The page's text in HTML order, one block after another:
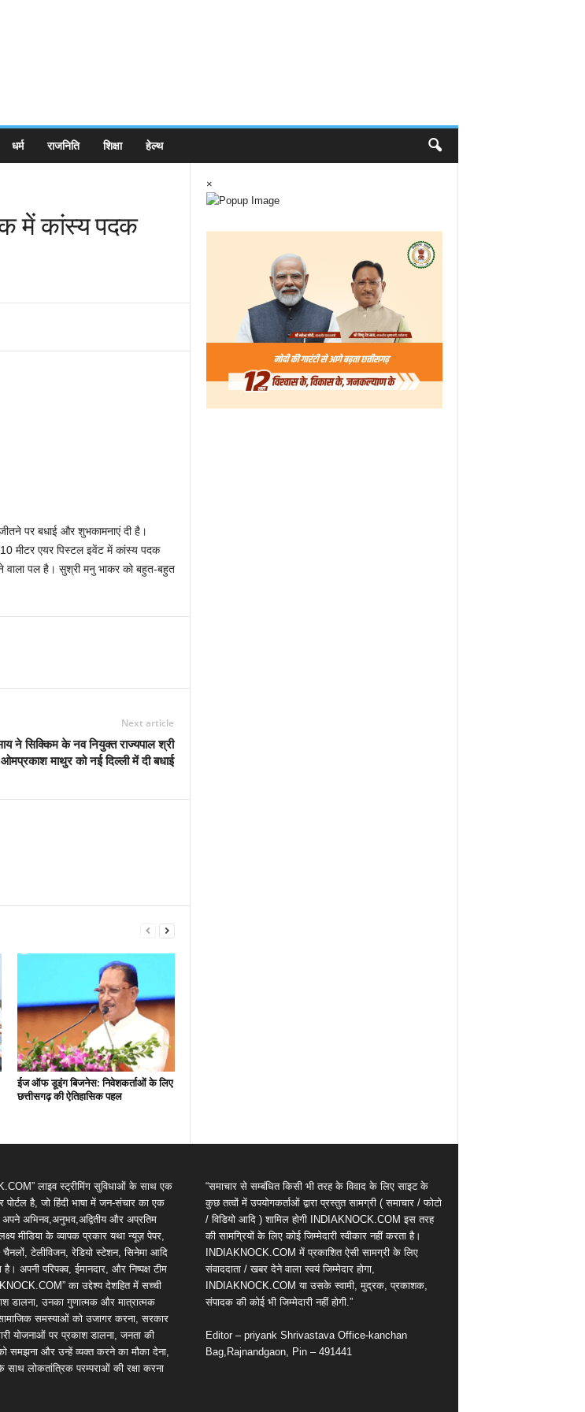
धर्म राजनिति शिक्षा हेल्थ
में कांस्य पदक
पर बधाई और शुभकामनाएं दी है।
मीटर एयर पिस्टल इवेंट में कांस्य पदक
वाला पल है। सुश्री मनु भाकर को बहुत-बहुत
Next article
ने सिक्किम के नव नियुक्त राज्यपाल श्री
ओमप्रकाश माथुर को नई दिल्ली में दी बधाई
ईज ऑफ डूइंग बिजनेस: निवेशकर्ताओं के लिए
छत्तीसगढ़ की ऐतिहासिक पहल
×
लाइव स्ट्रीमिंग सुविधाओं के साथ एक
है, जो हिंदी भाषा में जन-संचार का एक
अभिनव,अनुभव,अद्वितीय और अप्रतिम
मीडिया के व्यापक प्रकार यथा न्यूज़ पेपर,
टेलीविजन, रेडियो स्टेशन, सिनेमा आदि
अपनी परिपक्व, ईमानदार, और निष्पक्ष टीम
का उद्देश्य देशहित में सच्ची
डालना, उनका गुणात्मक और मात्रात्मक
समस्याओं को उजागर करना, सरकार
योजनाओं पर प्रकाश डालना, जनता की
समझना और उन्हें व्यक्त करने का मौका देना,
लोकतांत्रिक परम्पराओं की रक्षा करना
“समाचार से सम्बंधित किसी भी तरह के विवाद के लिए साइट के
कुछ तत्वों में उपयोगकर्ताओं द्वारा प्रस्तुत सामग्री ( समाचार / फोटो
/ विडियो आदि ) शामिल होगी INDIAKNOCK.COM इस तरह
की सामग्रियों के लिए कोई जिम्मेदारी स्वीकार नहीं करता है।
INDIAKNOCK.COM में प्रकाशित ऐसी सामग्री के लिए
संवाददाता / खबर देने वाला स्वयं जिम्मेदार होगा,
INDIAKNOCK.COM या उसके स्वामी, मुद्रक, प्रकाशक,
संपादक की कोई भी जिम्मेदारी नहीं होगी.”
Editor – priyank Shrivastava Office-kanchan
Bag,Rajnandgaon, Pin – 491441